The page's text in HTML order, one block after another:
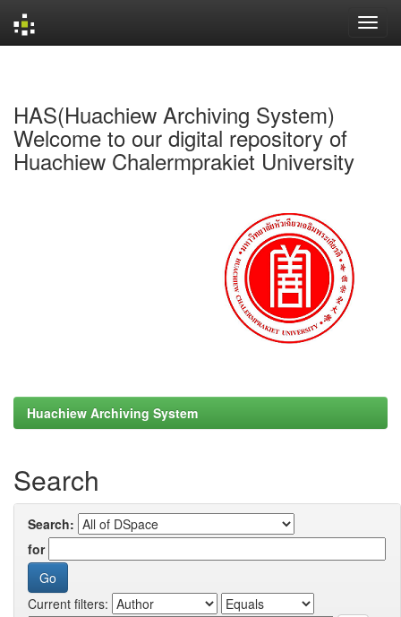
HAS(Huachiew Archiving System)
Welcome to our digital repository of
Huachiew Chalermprakiet University
Huachiew Archiving System
Search
Search:
for
Current filters: